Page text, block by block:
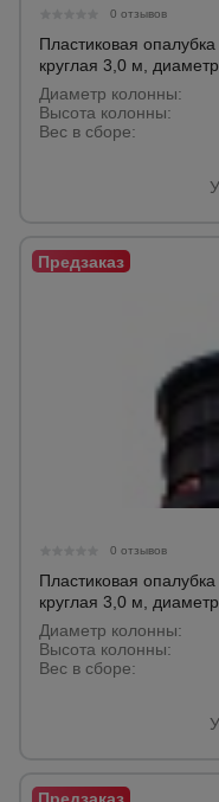
0 отзывов
Пластиковая
круглая 3,0 м,
Диаметр колонны:
Высота колонны:
Вес в сборе:
0 отзывов
Пластиковая
круглая 3,0 м,
Диаметр колонны:
Высота колонны:
Вес в сборе: